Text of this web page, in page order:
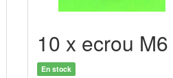
10 x ecrou M6
En stock